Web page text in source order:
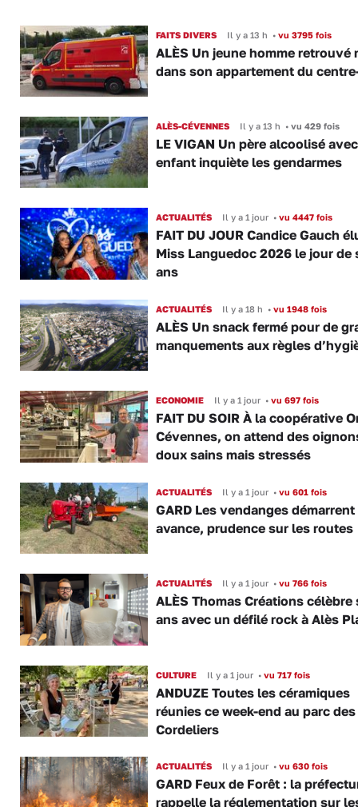
FAITS DIVERS Il y a 13 h •vu 3795 fois
ALÈS Un jeune homme retrouvé
dans son appartement du
ALÈS-CÉVENNES Il y a 13 h •vu 429 fois
LE VIGAN Un père alcoolisé
enfant inquiète les gendarmes
ACTUALITÉS Il y a 1 jour •vu 4447 fois
FAIT DU JOUR Candice Gauch
Miss Languedoc 2026 le jour de
ans
ACTUALITÉS Il y a 18 h •vu 1948 fois
ALÈS Un snack fermé pour de
manquements aux règles
ECONOMIE Il y a 1 jour •vu 697 fois
FAIT DU SOIR À la coopérative
Cévennes, on attend des
doux sains mais stressés
ACTUALITÉS Il y a 1 jour •vu 601 fois
GARD Les vendanges démarrent
avance, prudence sur les routes
ACTUALITÉS Il y a 1 jour •vu 766 fois
ALÈS Thomas Créations célèbre
ans avec un défilé rock à Alès
CULTURE Il y a 1 jour •vu 717 fois
ANDUZE Toutes les céramiques
réunies ce week-end au parc des
Cordeliers
ACTUALITÉS Il y a 1 jour •vu 630 fois
GARD Feux de Forêt : la
rappelle la réglementation sur